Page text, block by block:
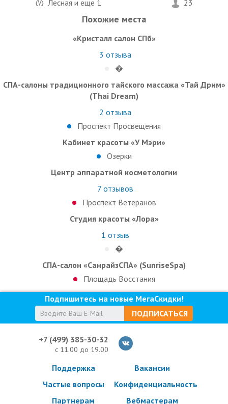
Лесная и еще 1 23
Похожие места
«Кристалл салон СПб»
3 отзыва
�
СПА-салоны традиционного тайского массажа «Тай Дрим»
(Thai Dream)
2 отзыва
Проспект Просвещения
Кабинет красоты «У Мэри»
Озерки
Центр аппаратной косметологии
7отзывов
Проспект Ветеранов
Студия красоты «Лора»
1 отзыв
�
СПА-салон «СанрайзСПА» (SunriseSpa)
Площадь Восстания
Подпишитесь на новые МегаСкидки!
ПОДПИСАТЬСЯ
+7 (499) 385-30-32
с 11.00 до 19.00
Поддержка
Частые вопросы
Партнерам
Вакансии
Конфиденциальность
Вебмастерам